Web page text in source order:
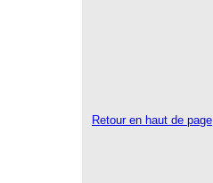
Retour en haut de page